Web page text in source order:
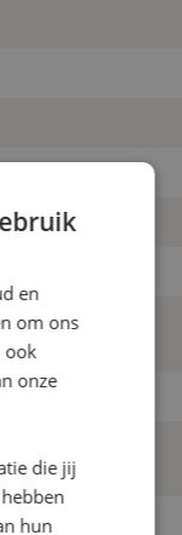
LC/PC-LC/PC,
en
om ons
ook
onze
die jij
hun